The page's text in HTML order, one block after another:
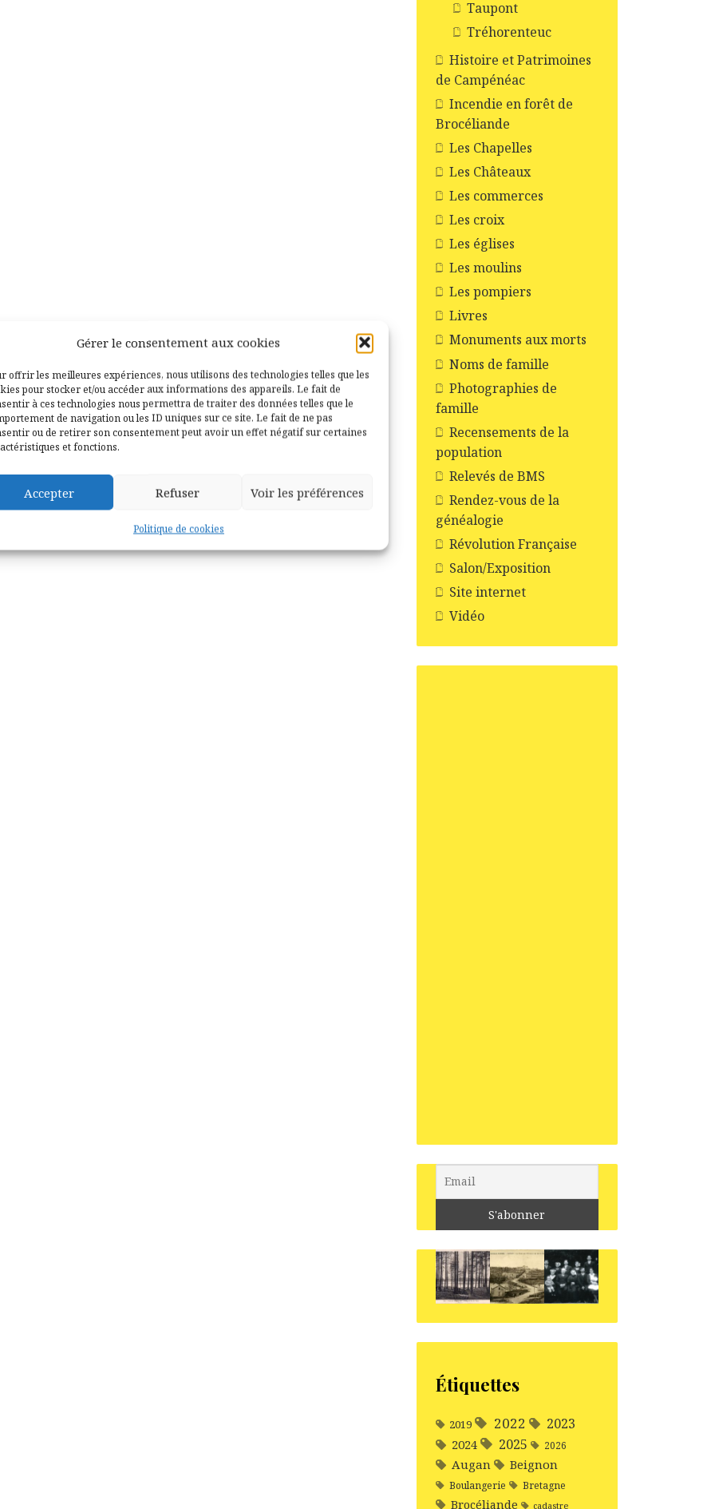
Gérer le consentement aux cookies
offrir les meilleures expériences, nous utilisons des technologies telles que les
pour stocker et/ou accéder aux informations des appareils. Le fait de
à ces technologies nous permettra de traiter des données telles que le
de navigation ou les ID uniques sur ce site. Le fait de ne pas
ou de retirer son consentement peut avoir un effet négatif sur certaines
et fonctions.
Accepter Refuser Voir les préférences
Politique de cookies
Taupont
Tréhorenteuc
Histoire et Patrimoines
de Campénéac
Incendie en forêt de
Brocéliande
Les Chapelles
Les Châteaux
Les commerces
Les croix
Les églises
Les moulins
Les pompiers
Livres
Monuments aux morts
Noms de famille
Photographies de
famille
Recensements de la
population
Relevés de BMS
Rendez-vous de la
généalogie
Révolution Française
Salon/Exposition
Site internet
Vidéo
Étiquettes
2019 2022 2023
2024 2025 2026
Augan Beignon
Boulangerie Bretagne
Brocéliande cadastre